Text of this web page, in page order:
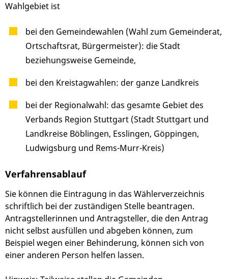
Wahlgebiet ist
bei den Gemeindewahlen (Wahl zum Gemeinderat,
Ortschaftsrat, Bürgermeister): die Stadt
beziehungsweise Gemeinde,
bei den Kreistagwahlen: der ganze Landkreis
bei der Regionalwahl: das gesamte Gebiet des
Verbands Region Stuttgart (Stadt Stuttgart und
Landkreise Böblingen, Esslingen, Göppingen,
Ludwigsburg und Rems-Murr-Kreis)
Verfahrensablauf
Sie können die Eintragung in das Wählerverzeichnis
schriftlich bei der zuständigen Stelle beantragen.
Antragstellerinnen und Antragsteller, die den Antrag
nicht selbst ausfüllen und abgeben können, zum
Beispiel wegen einer Behinderung, können sich von
einer anderen Person helfen lassen.